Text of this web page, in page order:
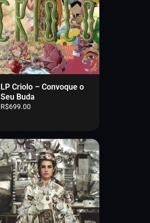
LP Criolo – Convoque o
Seu Buda
R$699.00